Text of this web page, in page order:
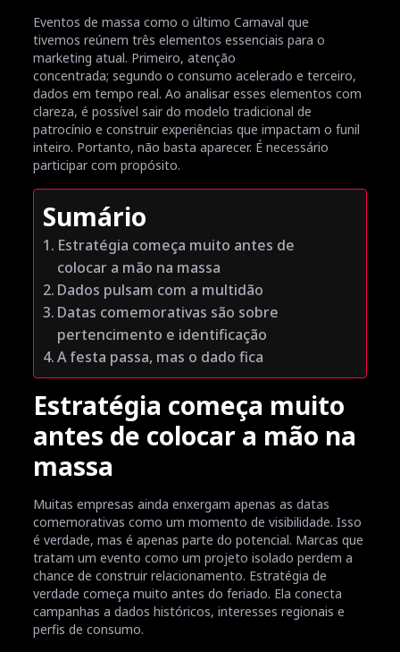
Eventos de massa como o último Carnaval que
tivemos reúnem três elementos essenciais para o
marketing atual. Primeiro, atenção
concentrada; segundo o consumo acelerado e terceiro,
dados em tempo real. Ao analisar esses elementos com
clareza, é possível sair do modelo tradicional de
patrocínio e construir experiências que impactam o funil
inteiro. Portanto, não basta aparecer. É necessário
participar com propósito.
Sumário
Estratégia começa muito antes de
colocar a mão na massa
Dados pulsam com a multidão
Datas comemorativas são sobre
pertencimento e identificação
A festa passa, mas o dado fica
Estratégia começa muito
antes de colocar a mão na
massa
Muitas empresas ainda enxergam apenas as datas
comemorativas como um momento de visibilidade. Isso
é verdade, mas é apenas parte do potencial. Marcas que
tratam um evento como um projeto isolado perdem a
chance de construir relacionamento. Estratégia de
verdade começa muito antes do feriado. Ela conecta
campanhas a dados históricos, interesses regionais e
perfis de consumo.